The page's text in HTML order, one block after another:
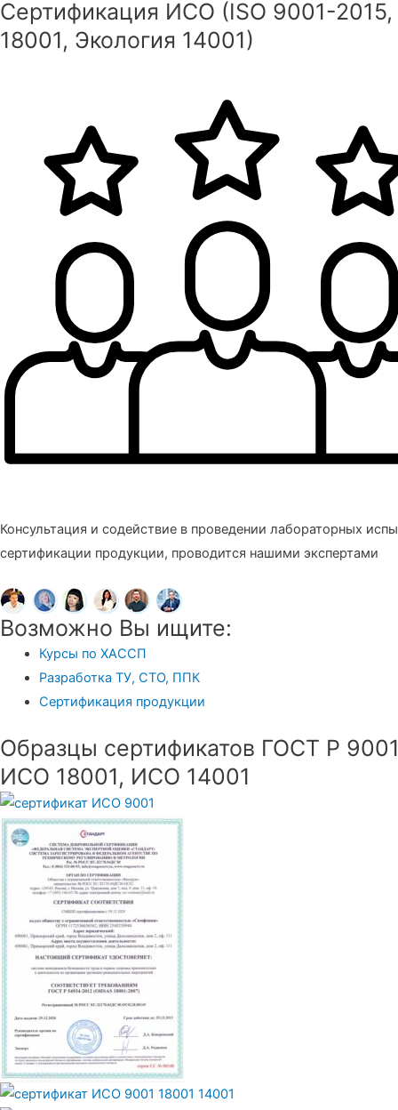
Сертификация ИСО (ISO 9001-2015,
18001, Экология 14001)
Консультация и содействие в проведении лабораторных
сертификации продукции, проводится нашими экспертами
Возможно Вы ищите:
Курсы по ХАССП
Разработка ТУ, СТО, ППК
Сертификация продукции
Образцы сертификатов ГОСТ Р
ИСО 18001, ИСО 14001